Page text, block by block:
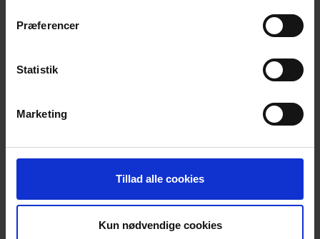
Præferencer
Statistik
Marketing
Tillad alle cookies
Kun nødvendige cookies
Alle er velkomne
DETALJER
Tidspunkt:
ARRANGØR
2423 4475
E-mail